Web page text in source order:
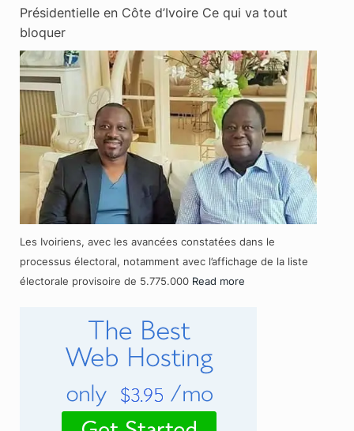
Présidentielle en Côte d’Ivoire Ce qui va tout
bloquer
Les Ivoiriens, avec les avancées constatées dans le
processus électoral, notamment avec l’affichage de la liste
électorale provisoire de 5.775.000 Read more